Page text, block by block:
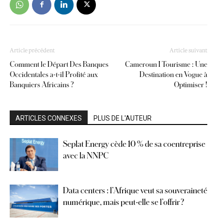
Article précédent
Comment le Départ Des Banques
Occidentales a-t-il Profité aux
Banquiers Africains ?
Article suivant
Cameroun I Tourisme : Une
Destination en Vogue à
Optimiser !
ARTICLES CONNEXES PLUS DE L'AUTEUR
Seplat Energy cède 10 % de sa coentreprise
avec la NNPC
Data centers : l’Afrique veut sa souveraineté
numérique, mais peut-elle se l’offrir ?